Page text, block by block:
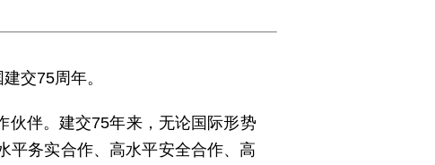
交75周年。
伙伴。建交75年来，无论国际形势
平务实合作、高水平安全合作、高